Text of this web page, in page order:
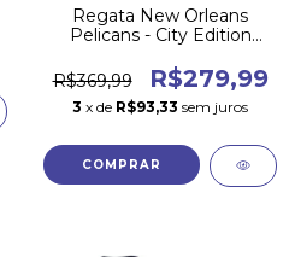
Regata New Orleans
Pelicans - City Edition
R$369,99
R$279,99
3 x de R$93,33 sem juros
COMPRAR